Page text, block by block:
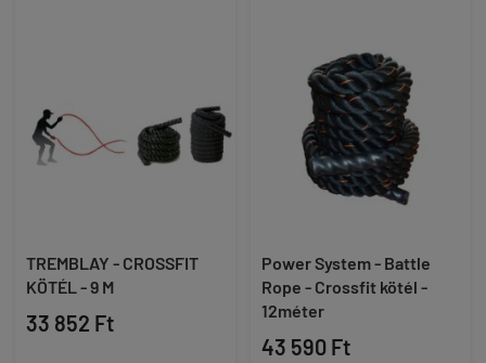
TREMBLAY - CROSSFIT
KÖTÉL - 9 M
33 852 Ft
Power System - Battle
Rope - Crossfit kötél -
12méter
43 590 Ft